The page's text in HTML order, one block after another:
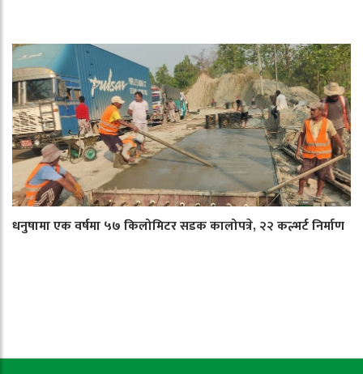
धनुषामा एक वर्षमा ५७ किलोमिटर सडक कालोपत्रे, २२ कल्भर्ट निर्माण